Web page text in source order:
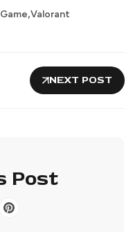
,Valorant
NEXT POST
Post